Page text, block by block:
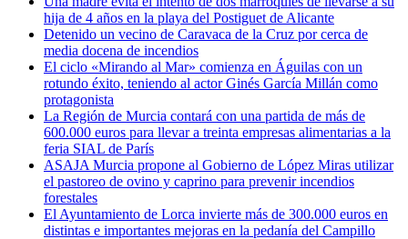
hija de 4 años en la playa del Postiguet de Alicante
Detenido un vecino de Caravaca de la Cruz por cerca de
media docena de incendios
El ciclo «Mirando al Mar» comienza en Águilas con un
rotundo éxito, teniendo al actor Ginés García Millán como
protagonista
La Región de Murcia contará con una partida de más de
600.000 euros para llevar a treinta empresas alimentarias a la
feria SIAL de París
ASAJA Murcia propone al Gobierno de López Miras utilizar
el pastoreo de ovino y caprino para prevenir incendios
forestales
El Ayuntamiento de Lorca invierte más de 300.000 euros en
distintas e importantes mejoras en la pedanía del Campillo